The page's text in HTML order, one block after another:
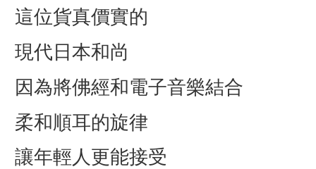
這位貨真價實的
現代日本和尚
因為將佛經和電子音樂結合
柔和順耳的旋律
讓年輕人更能接受